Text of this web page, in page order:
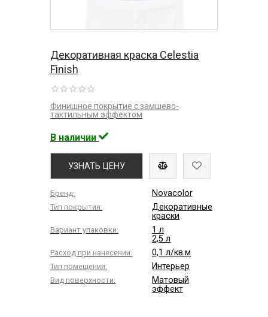
Декоративная краска Celestia
Finish
Финишное покрытие с замшево-
тактильным эффектом
В наличии
УЗНАТЬ ЦЕНУ
Бренд: Novacolor
Тип покрытия:
Декоративные
краски
Вариант упаковки:
1 л
2,5 л
Расход при нанесении: 0,1 л/кв.м
Тип помещения: Интерьер
Вид поверхности:
Матовый
эффект